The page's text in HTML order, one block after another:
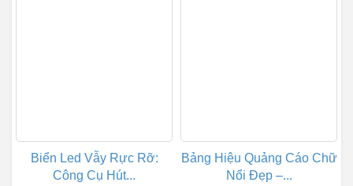
Biển Led Vẫy Rực Rỡ:
Công Cụ Hút...
Bảng Hiệu Quảng Cáo Chữ
Nổi Đẹp –...